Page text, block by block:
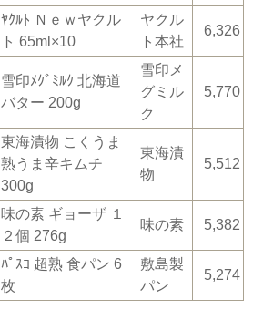
ﾔｸﾙﾄ Ｎｅｗヤクル
ト 65ml×10
ヤクル
ト本社
6,326
雪印ﾒｸﾞﾐﾙｸ 北海道
バター 200g
雪印メ
グミル
ク
5,770
東海漬物 こくうま
熟うま辛キムチ
300g
東海漬
物
5,512
味の素 ギョーザ １
２個 276g
味の素 5,382
ﾊﾟｽｺ 超熟 食パン 6
枚
敷島製
パン
5,274